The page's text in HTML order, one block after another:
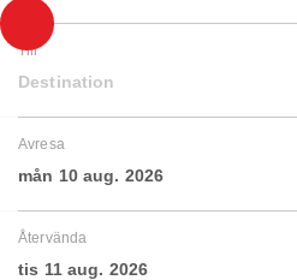
Till
Destination
Avresa
mån 10 aug. 2026
Återvända
tis 11 aug. 2026